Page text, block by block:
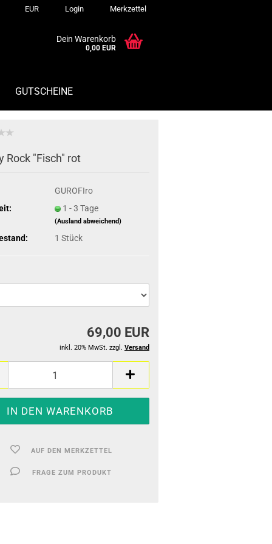
EUR Login Merkzettel
Dein Warenkorb
0,00 EUR
GUTSCHEINE
Rock "Fisch" rot
GUROFIro
1 - 3 Tage
(Ausland abweichend)
1 Stück
69,00 EUR
inkl. 20% MwSt. zzgl. Versand
AUF DEN MERKZETTEL
FRAGE ZUM PRODUKT